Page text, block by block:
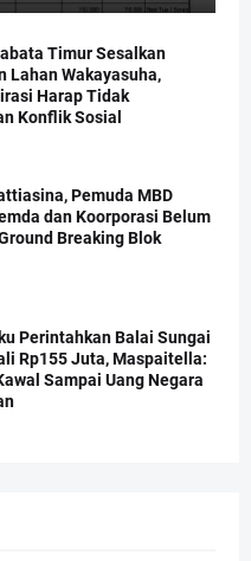
Timur Sesalkan
Lahan Wakayasuha,
Harap Tidak
Konflik Sosial
Pemuda MBD
dan Koorporasi Belum
Breaking Blok
Perintahkan Balai Sungai
Rp155 Juta, Maspaitella:
Sampai Uang Negara